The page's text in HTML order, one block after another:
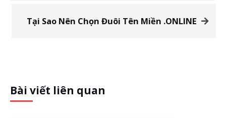
Tại Sao Nên Chọn Đuôi Tên Miền .ONLINE
Bài viết liên quan